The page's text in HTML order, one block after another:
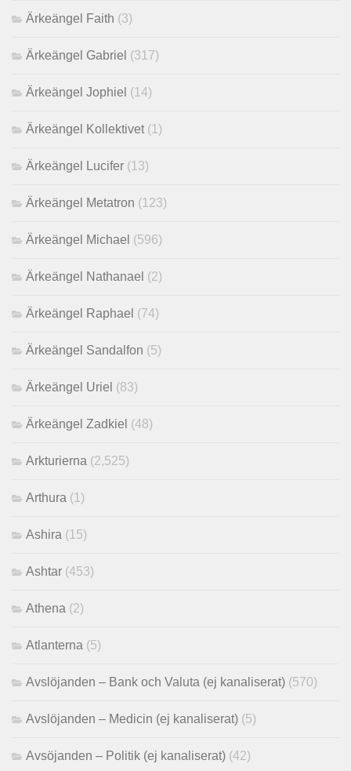
Ärkeängel Faith (3)
Ärkeängel Gabriel (317)
Ärkeängel Jophiel (14)
Ärkeängel Kollektivet (1)
Ärkeängel Lucifer (13)
Ärkeängel Metatron (123)
Ärkeängel Michael (596)
Ärkeängel Nathanael (2)
Ärkeängel Raphael (74)
Ärkeängel Sandalfon (5)
Ärkeängel Uriel (83)
Ärkeängel Zadkiel (48)
Arkturierna (2,525)
Arthura (1)
Ashira (15)
Ashtar (453)
Athena (2)
Atlanterna (5)
Avslöjanden – Bank och Valuta (ej kanaliserat) (570)
Avslöjanden – Medicin (ej kanaliserat) (5)
Avsöjanden – Politik (ej kanaliserat) (42)